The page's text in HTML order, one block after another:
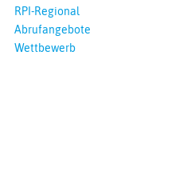
RPI-Regional
Abrufangebote
Wettbewerb